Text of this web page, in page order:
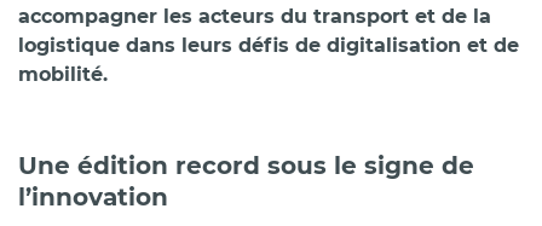
accompagner les acteurs du transport et de la
logistique dans leurs défis de digitalisation et de
mobilité.
Une édition record sous le signe de
l’innovation